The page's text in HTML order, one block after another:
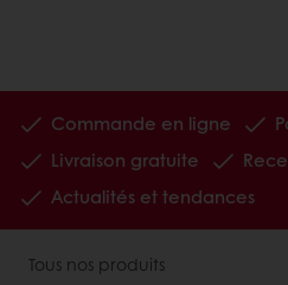
Commande en ligne
Livraison gratuite
Actualités et tendances
Tous nos produits